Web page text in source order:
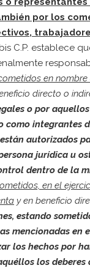
por los
C.P. establece
en
directo o
o por
como integrantes
autorizados
jurídica u
dentro de la
en el
y en beneficio
estando
mencionadas en
los hechos por
los deberes